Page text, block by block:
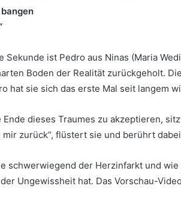
Sekunde ist Pedro aus Ninas (Maria
Boden der Realität zurückgeholt.
hat sie sich das erste Mal seit langem
dieses Traumes zu akzeptieren,
mir zurück“, flüstert sie und berührt
schwerwiegend der Herzinfarkt und
Ungewissheit hat. Das Vorschau-